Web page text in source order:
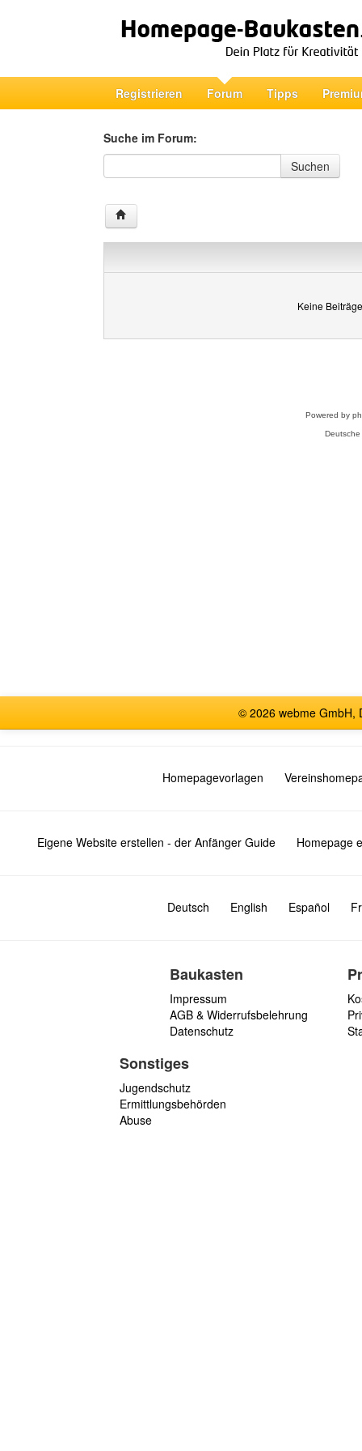
Registrieren Forum Tipps
Suche im Forum:
Suche im Forum
Suchen
Keine
Powered by
© 2026 webme GmbH,
Homepagevorlagen
Eigene Website erstellen - der Anfänger Guide Homepage
Deutsch English Español
Baukasten
Impressum
AGB & Widerrufsbelehrung
Datenschutz
Sonstiges
Jugendschutz
Ermittlungsbehörden
Abuse